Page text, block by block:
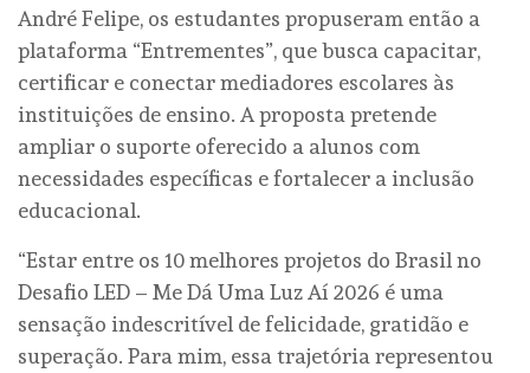
André Felipe, os estudantes propuseram então a
plataforma “Entrementes”, que busca capacitar,
certificar e conectar mediadores escolares às
instituições de ensino. A proposta pretende
ampliar o suporte oferecido a alunos com
necessidades específicas e fortalecer a inclusão
educacional.
“Estar entre os 10 melhores projetos do Brasil no
Desafio LED – Me Dá Uma Luz Aí 2026 é uma
sensação indescritível de felicidade, gratidão e
superação. Para mim, essa trajetória representou